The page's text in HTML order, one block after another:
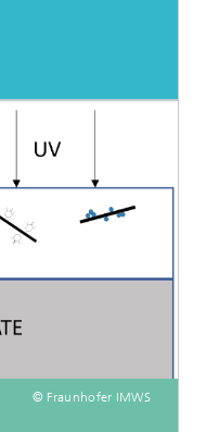
© Fraunhofer IMWS